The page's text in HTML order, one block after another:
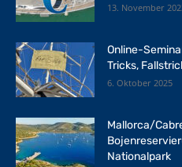
13. November
Online-
Tricks,
6. Oktober 2025
Mallorca/
Nationalpark